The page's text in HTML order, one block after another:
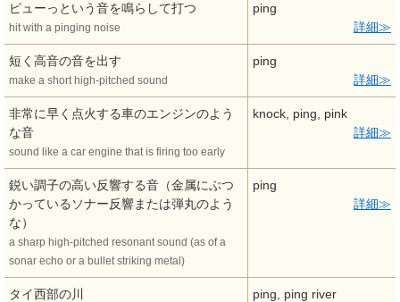
ピューっという音を鳴らして打つ
hit with a pinging noise
ping
詳細
短く高音の音を出す
make a short high-pitched sound
ping
詳細
非常に早く点火する車のエンジンのよう
な音
sound like a car engine that is firing too early
knock, ping, pink
詳細
鋭い調子の高い反響する音（金属にぶつ
かっているソナー反響または弾丸のよう
な）
a sharp high-pitched resonant sound (as of a
sonar echo or a bullet striking metal)
ping
詳細
タイ西部の川
ping, ping river